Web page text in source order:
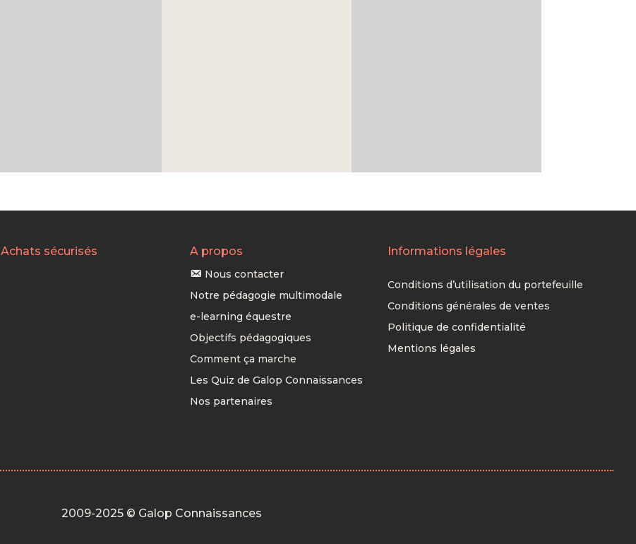
Achats sécurisés A propos
Nous contacter
Notre pédagogie multimodale
e-learning équestre
Objectifs pédagogiques
Comment ça marche
Les Quiz de Galop Connaissances
Nos partenaires
Informations légales
Conditions d’utilisation du portefeuille
Conditions générales de ventes
Politique de confidentialité
Mentions légales
2009-2025 © Galop Connaissances